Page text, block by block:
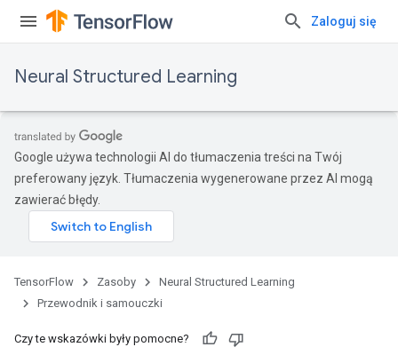
Zaloguj się
Neural Structured Learning
Google używa technologii AI do tłumaczenia treści na Twój
preferowany język. Tłumaczenia wygenerowane przez AI mogą
zawierać błędy.
TensorFlow Zasoby
Neural Structured Learning
Przewodnik i samouczki
Czy te wskazówki były pomocne?